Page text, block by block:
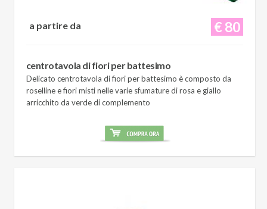
€ 80
a partire da
centrotavola di fiori per battesimo
Delicato centrotavola di fiori per battesimo è composto da
roselline e fiori misti nelle varie sfumature di rosa e giallo
arricchito da verde di complemento